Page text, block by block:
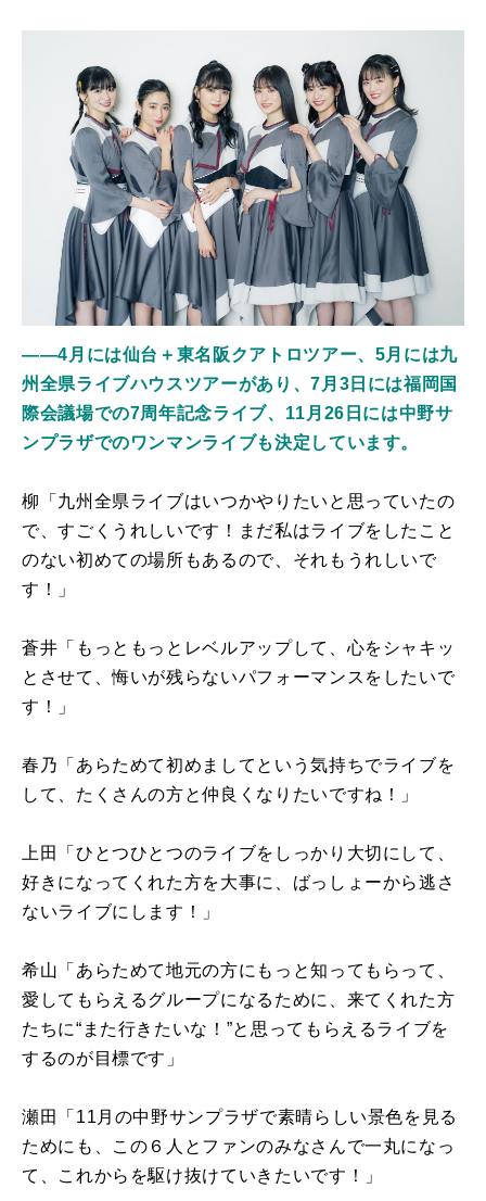
――4月には仙台＋東名阪クアトロツアー、5月には九
州全県ライブハウスツアーがあり、7月3日には福岡国
際会議場での7周年記念ライブ、11月26日には中野サ
ンプラザでのワンマンライブも決定しています。
柳「九州全県ライブはいつかやりたいと思っていたの
で、すごくうれしいです！まだ私はライブをしたこと
のない初めての場所もあるので、それもうれしいで
す！」
蒼井「もっともっとレベルアップして、心をシャキッ
とさせて、悔いが残らないパフォーマンスをしたいで
す！」
春乃「あらためて初めましてという気持ちでライブを
して、たくさんの方と仲良くなりたいですね！」
上田「ひとつひとつのライブをしっかり大切にして、
好きになってくれた方を大事に、ばっしょーから逃さ
ないライブにします！」
希山「あらためて地元の方にもっと知ってもらって、
愛してもらえるグループになるために、来てくれた方
たちに“また行きたいな！”と思ってもらえるライブを
するのが目標です」
瀬田「11月の中野サンプラザで素晴らしい景色を見る
ためにも、この６人とファンのみなさんで一丸になっ
て、これからを駆け抜けていきたいです！」